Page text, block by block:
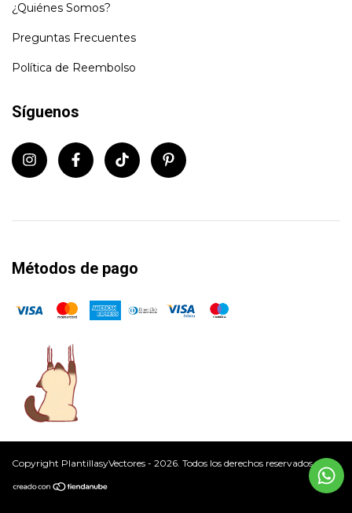
¿Quiénes Somos?
Preguntas Frecuentes
Política de Reembolso
Síguenos
Métodos de pago
Copyright PlantillasyVectores - 2026. Todos los derechos reservados.